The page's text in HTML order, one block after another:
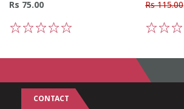
Rs 75.00
Rs 115.00
CONTACT